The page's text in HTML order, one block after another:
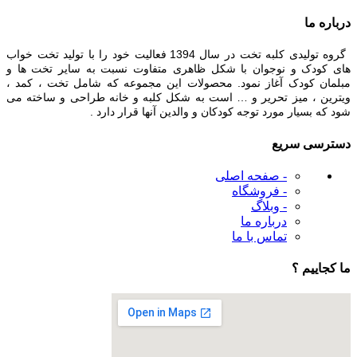
درباره ما
گروه تولیدی کلبه تخت در سال 1394 فعالیت خود را با تولید تخت خواب
های کودک و نوجوان با شکل ظاهری متفاوت نسبت به سایر تخت ها و
مبلمان کودک آغاز نمود. محصولات این مجموعه که شامل تخت ، کمد ،
ویترین ، میز تحریر و … است به شکل کلبه و خانه طراحی و ساخته می
شود که بسیار مورد توجه کودکان و والدین آنها قرار دارد .
دسترسی سریع
- صفحه اصلی
- فروشگاه
- وبلاگ
درباره ما
تماس با ما
ما کجاییم ؟